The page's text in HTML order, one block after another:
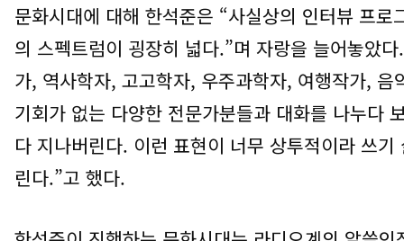
문화시대에 대해 한석준은 “사실상의 인터뷰 프로
의 스펙트럼이 굉장히 넓다.”며 자랑을 늘어놓았다
가, 역사학자,고고학자, 우주과학자, 여행작가, 음
기회가 없는 다양한 전문가분들과 대화를 나누다
다 지나버린다. 이런 표현이 너무 상투적이라 쓰기
린다.”고 했다.